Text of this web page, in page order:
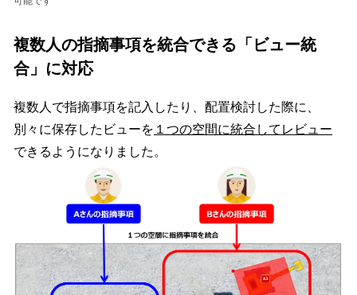
複数人の指摘事項を統合できる「ビュー統
合」に対応
複数人で指摘事項を記入したり、配置検討した際に、
別々に保存したビューを １つの空間に統合してレビュー
できるようになりました。